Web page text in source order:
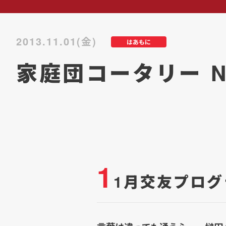
はあもに
2013.11.01(金)
家庭団コータリー
1 1月交友プロ